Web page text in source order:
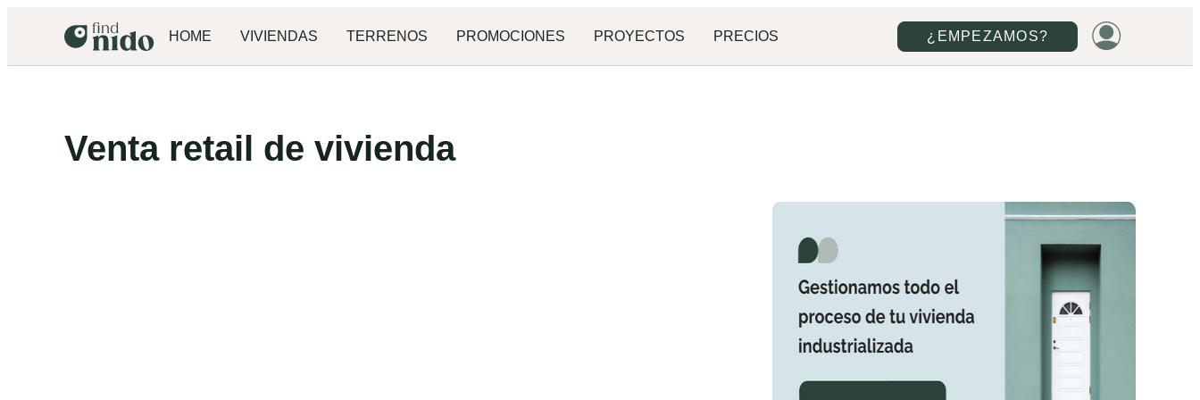
HOME VIVIENDAS TERRENOS PROMOCIONES PROYECTOS PRECIOS ¿EMPEZAMOS?
Venta retail de vivienda